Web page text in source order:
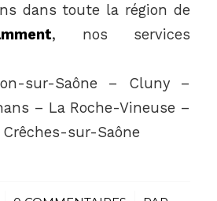
dans toute la région de
, nos services
sur-Saône – Cluny –
– La Roche-Vineuse –
sur-Saône